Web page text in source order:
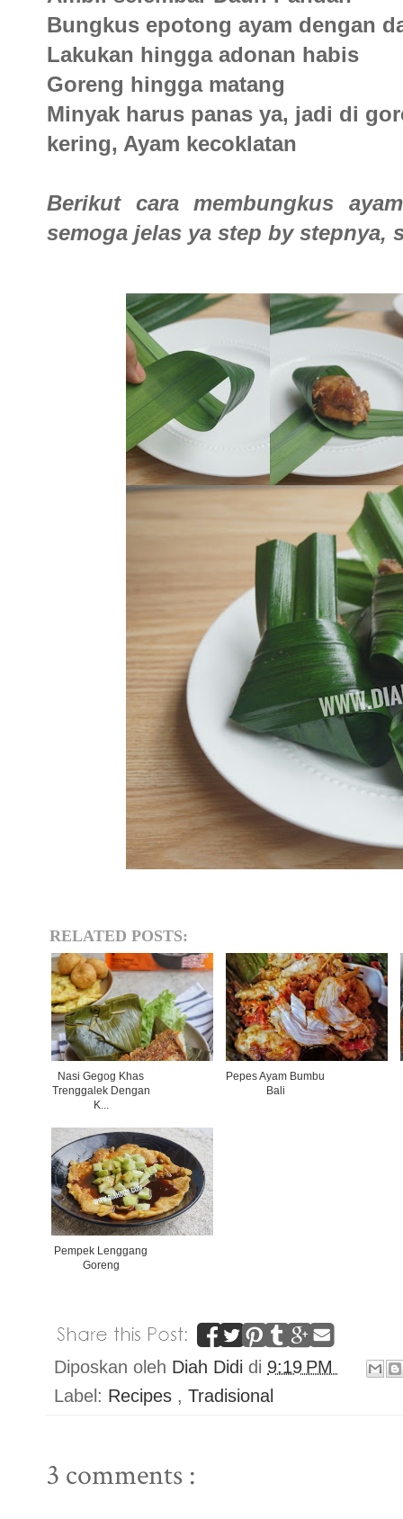
Bungkus epotong ayam dengan
Lakukan hingga adonan habis
Goreng hingga matang
Minyak harus panas ya, jadi di
kering, Ayam kecoklatan
Berikut cara membungkus
semoga jelas ya step by stepnya,
RELATED POSTS:
Nasi Gegog Khas
Trenggalek Dengan
K...
Pepes Ayam Bumbu
Bali
Pempek Lenggang
Goreng
Diposkan oleh Diah Didi di 9:19 PM
Label: Recipes , Tradisional
3 comments :